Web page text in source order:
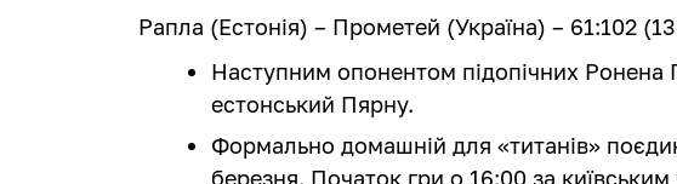
Рапла (Естонія) – Прометей (Україна) – 61:102
Наступним опонентом підопічних Ронена
естонський Пярну.
Формально домашній для «титанів»
березня. Початок гри о 16:00 за